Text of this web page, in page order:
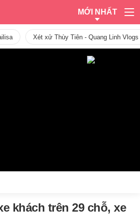
MỚI NHẤT
Xét xử Thùy Tiên - Quang Linh
khách trên 29 chỗ, xe